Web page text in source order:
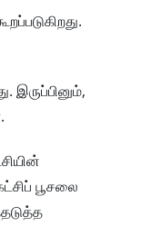
இருப்பினும்,
பூசலை